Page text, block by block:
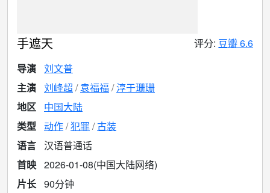
手遮天 评分: 豆瓣 6.6
导演 刘文普
主演 刘峰超 袁福福 淳于珊珊
地区
中国大陆
类型 动作 犯罪 古装
语言 汉语普通话
首映 2026-01-08(中国大陆网络)
片长 90分钟